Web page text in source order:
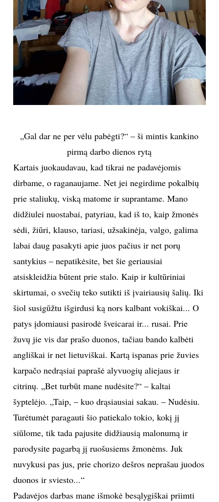
„Gal dar ne per vėlu pabėgti?“ – ši mintis kankino
pirmą darbo dienos rytą
Kartais juokaudavau, kad tikrai ne padavėjomis
dirbame, o raganaujame. Net jei negirdime pokalbių
prie staliukų, viską matome ir suprantame. Mano
didžiulei nuostabai, patyriau, kad iš to, kaip žmonės
sėdi, žiūri, klauso, tariasi, užsakinėja, valgo, galima
labai daug pasakyti apie juos pačius ir net porų
santykius – nepatikėsite, bet šie geriausiai
atsiskleidžia būtent prie stalo. Kaip ir kultūriniai
skirtumai, o svečių teko sutikti iš įvairiausių šalių. Iki
šiol susigūžtu išgirdusi ką nors kalbant vokiškai... O
patys įdomiausi pasirodė šveicarai ir... rusai. Prie
žuvų jie vis dar prašo duonos, tačiau bando kalbėti
angliškai ir net lietuviškai. Kartą ispanas prie žuvies
karpačo nedrąsiai paprašė alyvuogių aliejaus ir
citrinų. „Bet turbūt mane nudėsite?“ – kaltai
šyptelėjo. „Taip, – kuo drąsiausiai sakau. – Nudėsiu.
Turėtumėt paragauti šio patiekalo tokio, kokį jį
siūlome, tik tada pajusite didžiausią malonumą ir
parodysite pagarbą jį ruošusiems žmonėms. Juk
nuvykusi pas jus, prie chorizo dešros neprašau juodos
duonos ir sviesto...“
Padavėjos darbas mane išmokė besąlygiškai priimti